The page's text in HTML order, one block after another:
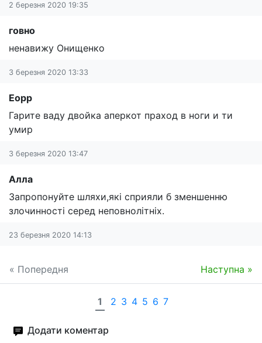
2 березня 2020 19:35
говно
ненавижу Онищенко
3 березня 2020 13:33
Еорр
Гарите ваду двойка аперкот праход в ноги и ти
умир
3 березня 2020 13:47
Алла
Запропонуйте шляхи,які сприяли б зменшенню
злочинності серед неповнолітніх.
23 березня 2020 14:13
« Попередня Наступна »
1 2 3 4 5 6 7
Додати коментар